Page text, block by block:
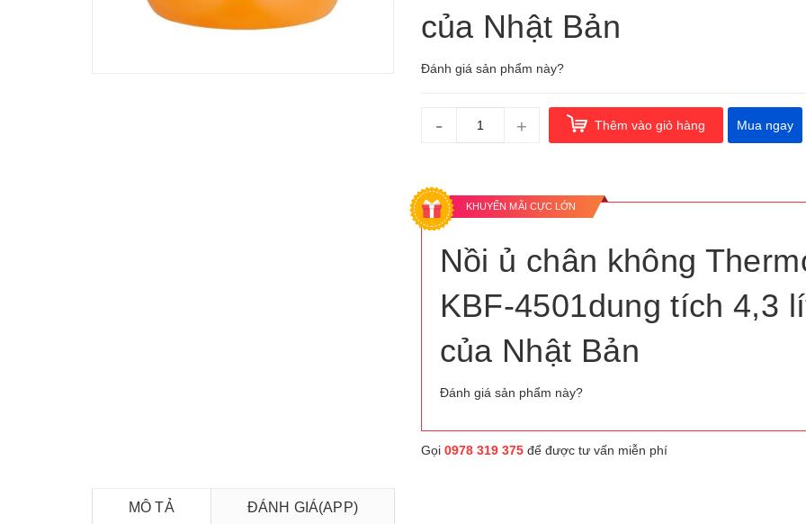
của Nhật Bản
Đánh giá sản phẩm này?
- + Thêm vào giỏ hàng Mua ngay
KHUYẾN MÃI CỰC LỚN
Nồi ủ chân không
KBF-4501dung tích 4,3
của Nhật Bản
Đánh giá sản phẩm này?
Gọi 0978 319 375để được tư vấn miễn phí
MÔ TẢ ĐÁNH GIÁ(APP)